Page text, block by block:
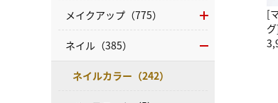
[
メイクアップ（775）
ネイル（385）
ネイルカラー（242）